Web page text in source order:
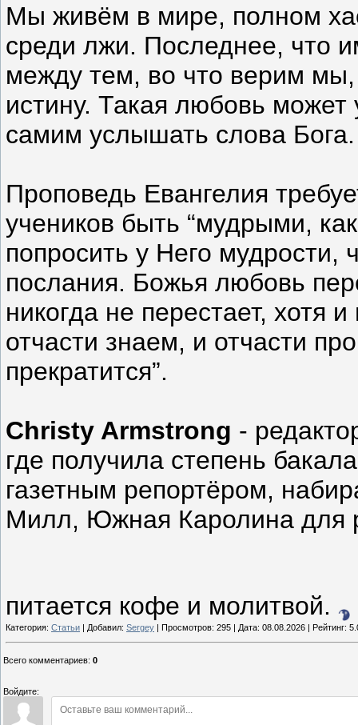
Мы живём в мире, полном
среди лжи. Последнее, что
между тем, во что верим мы,
истину. Такая любовь может
самим услышать слова Бога.
Проповедь Евангелия
учеников быть “мудрыми,
попросить у Него мудрости,
послания. Божья любовь
никогда не перестает, хотя
отчасти знаем, и отчасти
прекратится”.
Christy Armstrong -
где получила степень
газетным репортёром,
Милл, Южная Каролина для
питается кофе и молитвой.
Категория: Статьи | Добавил: Sergey | Просмотров: 295 | Дата: 08.08.2026 | Рейтинг:
Всего комментариев: 0
Войдите: